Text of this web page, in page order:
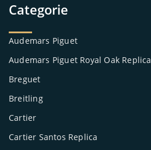
Categorie
Audemars Piguet
Audemars Piguet Royal Oak Replica
Breguet
Breitling
Cartier
Cartier Santos Replica